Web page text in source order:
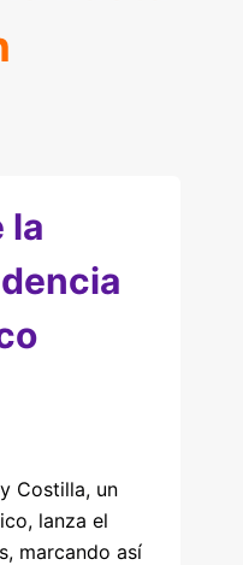
la
Costilla, un
lanza el
marcando así